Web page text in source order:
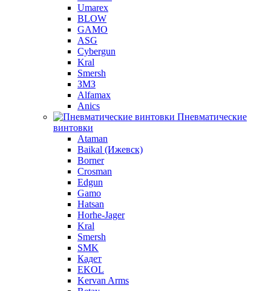
Umarex
BLOW
GAMO
ASG
Cybergun
Kral
Smersh
ЗМЗ
Alfamax
Anics
Пневматические
винтовки
Ataman
Baikal (Ижевск)
Borner
Crosman
Edgun
Gamo
Hatsan
Horhe-Jager
Kral
Smersh
SMK
Кадет
EKOL
Kervan Arms